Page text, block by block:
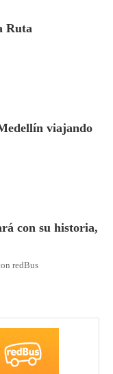
Ruta
viajando
con su historia,
redBus